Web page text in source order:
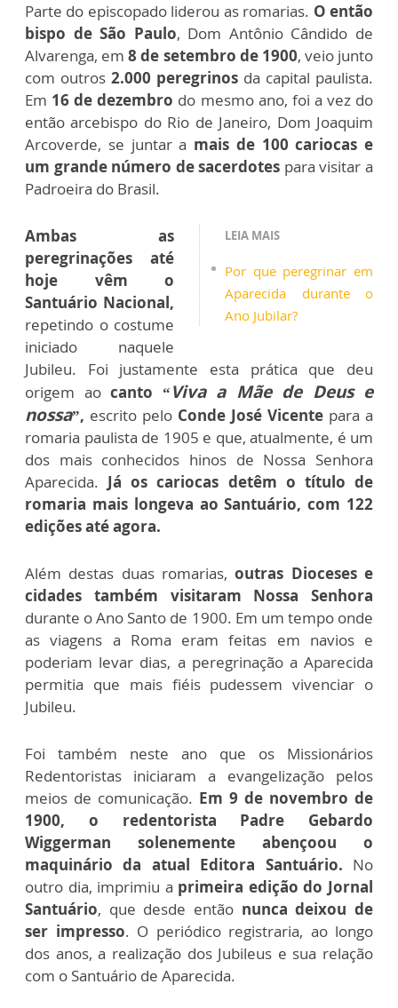
Parte do episcopado liderou as romarias. O então
bispo de São Paulo, Dom Antônio Cândido de
Alvarenga, em8 de setembro de 1900, veio junto
com outros 2.000 peregrinos da capital paulista.
Em 16 de dezembro do mesmo ano, foi a vez do
então arcebispo do Rio de Janeiro, Dom Joaquim
Arcoverde, se juntar a mais de 100 cariocas e
um grande número de sacerdotes para visitar a
Padroeira do Brasil.
LEIA MAIS
Por que peregrinar em
Aparecida durante o
Ano Jubilar?
Ambas as
peregrinações até
hoje vêm o
Santuário Nacional,
repetindo o costume
iniciado naquele
Jubileu. Foi justamente esta prática que deu
origem ao canto “Viva a Mãe de Deus e
nossa”, escrito pelo Conde José Vicente para a
romaria paulista de 1905 e que, atualmente, é um
dos mais conhecidos hinos de Nossa Senhora
Aparecida. Já os cariocas detêm o título de
romaria mais longeva ao Santuário, com 122
edições até agora.
Além destas duas romarias,outras Dioceses e
cidades também visitaram Nossa Senhora
durante o Ano Santo de 1900. Em um tempo onde
as viagens a Roma eram feitas em navios e
poderiam levar dias, a peregrinação a Aparecida
permitia que mais fiéis pudessem vivenciar o
Jubileu.
Foi também neste ano que os Missionários
Redentoristas iniciaram a evangelização pelos
meios de comunicação. Em 9 de novembro de
1900, o redentorista Padre Gebardo
Wiggerman solenemente abençoou o
maquinário da atual Editora Santuário. No
outro dia, imprimiu a primeira edição do Jornal
Santuário, que desde então nunca deixou de
ser impresso. O periódico registraria, ao longo
dos anos, a realização dos Jubileus e sua relação
com o Santuário de Aparecida.